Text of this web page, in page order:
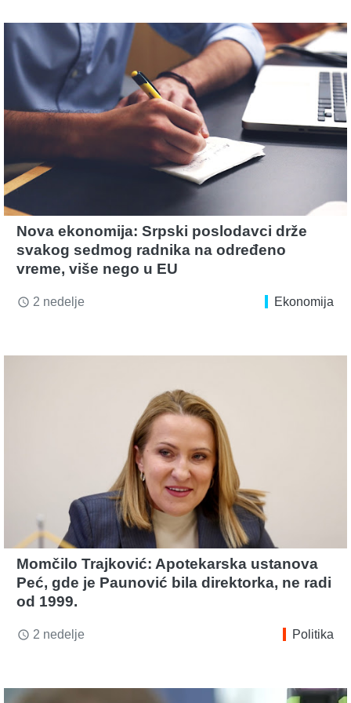
Nova ekonomija: Srpski poslodavci drže
svakog sedmog radnika na određeno
vreme, više nego u EU
access_time 2 nedelje Ekonomija
Momčilo Trajković: Apotekarska ustanova
Peć, gde je Paunović bila direktorka, ne radi
od 1999.
access_time 2 nedelje Politika